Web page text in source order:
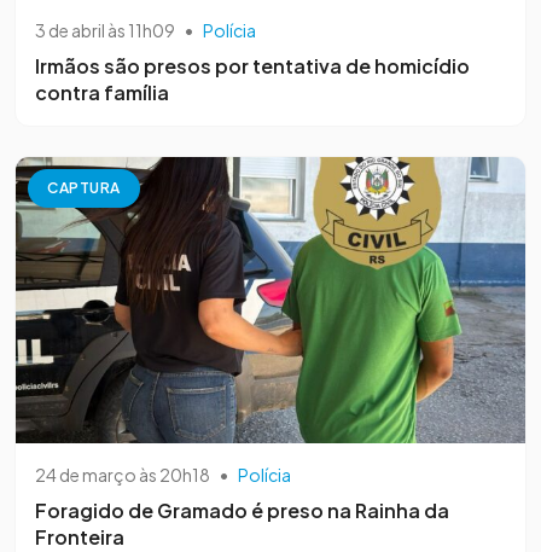
3 de abril às 11h09 • Polícia
Irmãos são presos por tentativa de homicídio
contra família
CAPTURA
24 de março às 20h18 • Polícia
Foragido de Gramado é preso na Rainha da
Fronteira